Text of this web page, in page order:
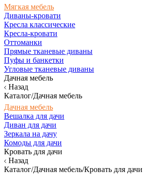
Мягкая мебель
Диваны-кровати
Кресла классические
Кресла-кровати
Оттоманки
Прямые тканевые диваны
Пуфы и банкетки
Угловые тканевые диваны
Дачная мебель
Назад
Каталог/Дачная мебель
Дачная мебель
Вешалка для дачи
Диван для дачи
Зеркала на дачу
Комоды для дачи
Кровать для дачи
Назад
Каталог/Дачная мебель/Кровать для дачи